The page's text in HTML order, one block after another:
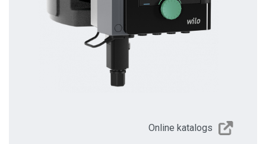
Online katalogs